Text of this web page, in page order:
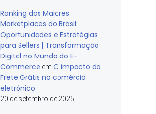
Ranking dos Maiores
Marketplaces do Brasil:
Oportunidades e Estratégias
para Sellers | Transformação
Digital no Mundo do E-
Commerce em O impacto do
Frete Grátis no comércio
eletrônico
20 de setembro de 2025